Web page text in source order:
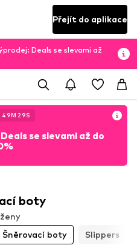
Přejít do aplikace
Deals se slevami až
49M 26S
se slevami až do
boty
Šněrovací boty Slippers